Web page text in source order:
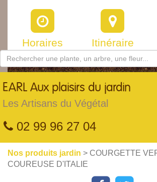
Horaires Itinéraire
EARL Aux plaisirs du jardin
Les Artisans du Végétal
02 99 96 27 04
Nos produits jardin > COURGETTE
COUREUSE D'ITALIE